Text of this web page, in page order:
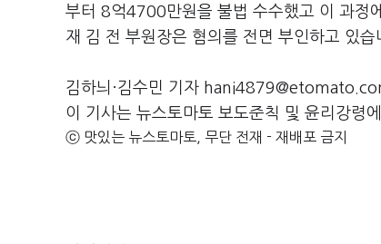
부터 8억4700만원을 불법 수수했고 이 과정
재 김 전 부원장은 혐의를 전면 부인하고 있습
김하늬·김수민 기자
이 기사는 뉴스토마토 보도준칙 및 윤리강령
ⓒ 맛있는 뉴스토마토, 무단 전재 - 재배포 금지